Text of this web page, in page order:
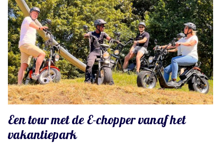
Een tour met de E-chopper vanaf het
vakantiepark